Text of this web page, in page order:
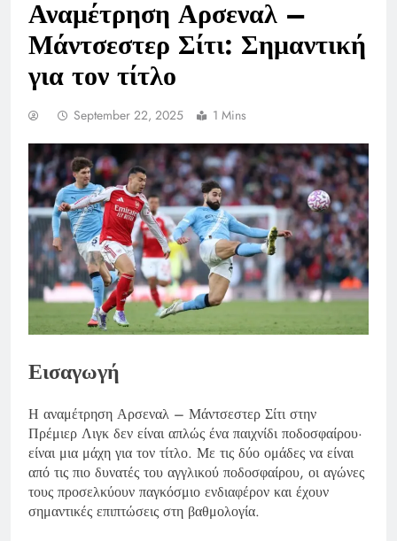
Αναμέτρηση Αρσεναλ –
Μάντσεστερ Σίτι: Σημαντική
για τον τίτλο
September 22, 2025 1 Mins
Εισαγωγή
Η αναμέτρηση Αρσεναλ – Μάντσεστερ Σίτι στην
Πρέμιερ Λιγκ δεν είναι απλώς ένα παιχνίδι ποδοσφαίρου·
είναι μια μάχη για τον τίτλο. Με τις δύο ομάδες να είναι
από τις πιο δυνατές του αγγλικού ποδοσφαίρου, οι αγώνες
τους προσελκύουν παγκόσμιο ενδιαφέρον και έχουν
σημαντικές επιπτώσεις στη βαθμολογία.